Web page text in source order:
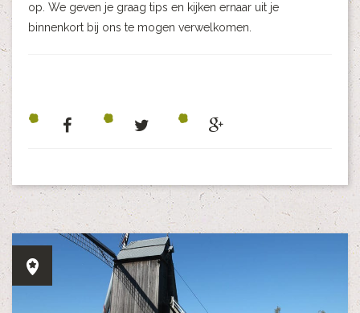
op. We geven je graag tips en kijken ernaar uit je
binnenkort bij ons te mogen verwelkomen.